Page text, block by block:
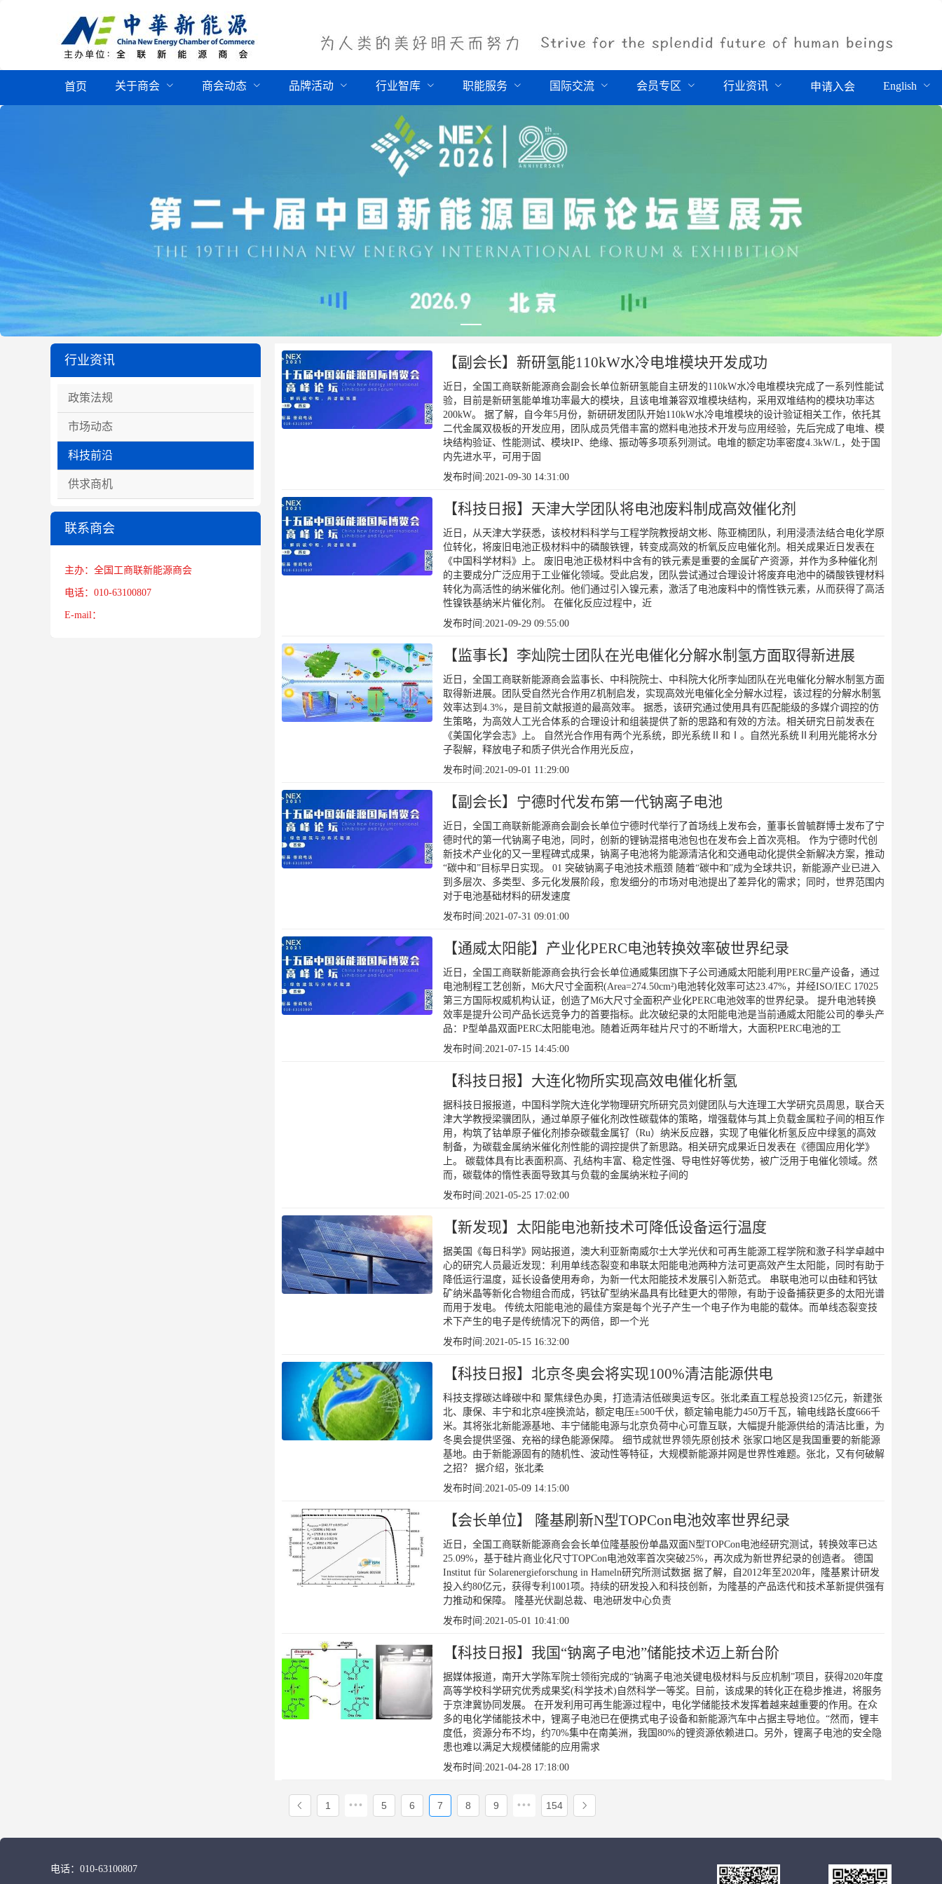
首页 关于商会 商会动态 品牌活动 行业智库 职能服务 国际交流 会员专区 行业资讯 申请入会 English
行业资讯
政策法规
市场动态
科技前沿
供求商机
联系商会
主办：全国工商联新能源商会
电话：010-63100807
E-mail：
【副会长】新研氢能110kW水冷电堆模块开发成功
近日，全国工商联新能源商会副会长单位新研氢能自主研发的110kW水冷电堆模块完成了一系列性能试
验，目前是新研氢能单堆功率最大的模块，且该电堆兼容双堆模块结构，采用双堆结构的模块功率达
200kW。 据了解，自今年5月份，新研研发团队开始110kW水冷电堆模块的设计验证相关工作，依托其
二代金属双极板的开发应用，团队成员凭借丰富的燃料电池技术开发与应用经验，先后完成了电堆、模
块结构验证、性能测试、模块IP、绝缘、振动等多项系列测试。电堆的额定功率密度4.3kW/L，处于国
内先进水平，可用于固
发布时间:2021-09-30 14:31:00
【科技日报】天津大学团队将电池废料制成高效催化剂
近日，从天津大学获悉，该校材料科学与工程学院教授胡文彬、陈亚楠团队，利用浸渍法结合电化学原
位转化，将废旧电池正极材料中的磷酸铁锂，转变成高效的析氧反应电催化剂。相关成果近日发表在
《中国科学材料》上。 废旧电池正极材料中含有的铁元素是重要的金属矿产资源，并作为多种催化剂
的主要成分广泛应用于工业催化领域。受此启发，团队尝试通过合理设计将废弃电池中的磷酸铁锂材料
转化为高活性的纳米催化剂。他们通过引入镍元素，激活了电池废料中的惰性铁元素，从而获得了高活
性镍铁基纳米片催化剂。 在催化反应过程中，近
发布时间:2021-09-29 09:55:00
【监事长】李灿院士团队在光电催化分解水制氢方面取得新进展
近日，全国工商联新能源商会监事长、中科院院士、中科院大化所李灿团队在光电催化分解水制氢方面
取得新进展。团队受自然光合作用Z机制启发，实现高效光电催化全分解水过程，该过程的分解水制氢
效率达到4.3%，是目前文献报道的最高效率。 据悉，该研究通过使用具有匹配能级的多媒介调控的仿
生策略，为高效人工光合体系的合理设计和组装提供了新的思路和有效的方法。相关研究日前发表在
《美国化学会志》上。 自然光合作用有两个光系统，即光系统Ⅱ和Ⅰ。自然光系统Ⅱ利用光能将水分
子裂解，释放电子和质子供光合作用光反应，
发布时间:2021-09-01 11:29:00
【副会长】宁德时代发布第一代钠离子电池
近日，全国工商联新能源商会副会长单位宁德时代举行了首场线上发布会，董事长曾毓群博士发布了宁
德时代的第一代钠离子电池，同时，创新的锂钠混搭电池包也在发布会上首次亮相。 作为宁德时代创
新技术产业化的又一里程碑式成果，钠离子电池将为能源清洁化和交通电动化提供全新解决方案，推动
“碳中和”目标早日实现。 01 突破钠离子电池技术瓶颈 随着“碳中和”成为全球共识，新能源产业已进入
到多层次、多类型、多元化发展阶段，愈发细分的市场对电池提出了差异化的需求；同时，世界范围内
对于电池基础材料的研发速度
发布时间:2021-07-31 09:01:00
【通威太阳能】产业化PERC电池转换效率破世界纪录
近日，全国工商联新能源商会执行会长单位通威集团旗下子公司通威太阳能利用PERC量产设备，通过
电池制程工艺创新，M6大尺寸全面积(Area=274.50cm²)电池转化效率可达23.47%，并经ISO/IEC 17025
第三方国际权威机构认证，创造了M6大尺寸全面积产业化PERC电池效率的世界纪录。 提升电池转换
效率是提升公司产品长远竞争力的首要指标。此次破纪录的太阳能电池是当前通威太阳能公司的拳头产
品：P型单晶双面PERC太阳能电池。随着近两年硅片尺寸的不断增大，大面积PERC电池的工
发布时间:2021-07-15 14:45:00
【科技日报】大连化物所实现高效电催化析氢
据科技日报报道，中国科学院大连化学物理研究所研究员刘健团队与大连理工大学研究员周思，联合天
津大学教授梁骥团队，通过单原子催化剂改性碳载体的策略，增强载体与其上负载金属粒子间的相互作
用，构筑了钴单原子催化剂掺杂碳载金属钌（Ru）纳米反应器，实现了电催化析氢反应中绿氢的高效
制备，为碳载金属纳米催化剂性能的调控提供了新思路。相关研究成果近日发表在《德国应用化学》
上。 碳载体具有比表面积高、孔结构丰富、稳定性强、导电性好等优势，被广泛用于电催化领域。然
而，碳载体的惰性表面导致其与负载的金属纳米粒子间的
发布时间:2021-05-25 17:02:00
【新发现】太阳能电池新技术可降低设备运行温度
据美国《每日科学》网站报道，澳大利亚新南威尔士大学光伏和可再生能源工程学院和激子科学卓越中
心的研究人员最近发现：利用单线态裂变和串联太阳能电池两种方法可更高效产生太阳能，同时有助于
降低运行温度，延长设备使用寿命，为新一代太阳能技术发展引入新范式。 串联电池可以由硅和钙钛
矿纳米晶等新化合物组合而成，钙钛矿型纳米晶具有比硅更大的带隙，有助于设备捕获更多的太阳光谱
而用于发电。 传统太阳能电池的最佳方案是每个光子产生一个电子作为电能的载体。而单线态裂变技
术下产生的电子是传统情况下的两倍，即一个光
发布时间:2021-05-15 16:32:00
【科技日报】北京冬奥会将实现100%清洁能源供电
科技支撑碳达峰碳中和 聚焦绿色办奥，打造清洁低碳奥运专区。张北柔直工程总投资125亿元，新建张
北、康保、丰宁和北京4座换流站，额定电压±500千伏，额定输电能力450万千瓦，输电线路长度666千
米。其将张北新能源基地、丰宁储能电源与北京负荷中心可靠互联，大幅提升能源供给的清洁比重，为
冬奥会提供坚强、充裕的绿色能源保障。 细节成就世界领先原创技术 张家口地区是我国重要的新能源
基地。由于新能源固有的随机性、波动性等特征，大规模新能源并网是世界性难题。张北，又有何破解
之招？ 据介绍，张北柔
发布时间:2021-05-09 14:15:00
【会长单位】 隆基刷新N型TOPCon电池效率世界纪录
近日，全国工商联新能源商会会长单位隆基股份单晶双面N型TOPCon电池经研究测试，转换效率已达
25.09%，基于硅片商业化尺寸TOPCon电池效率首次突破25%，再次成为新世界纪录的创造者。 德国
Institut für Solarenergieforschung in Hameln研究所测试数据 据了解，自2012年至2020年，隆基累计研发
投入约80亿元，获得专利1001项。持续的研发投入和科技创新，为隆基的产品迭代和技术革新提供强有
力推动和保障。 隆基光伏副总裁、电池研发中心负责
发布时间:2021-05-01 10:41:00
【科技日报】我国“钠离子电池”储能技术迈上新台阶
据媒体报道，南开大学陈军院士领衔完成的“钠离子电池关键电极材料与反应机制”项目，获得2020年度
高等学校科学研究优秀成果奖(科学技术)自然科学一等奖。目前，该成果的转化正在稳步推进，将服务
于京津冀协同发展。 在开发利用可再生能源过程中，电化学储能技术发挥着越来越重要的作用。在众
多的电化学储能技术中，锂离子电池已在便携式电子设备和新能源汽车中占据主导地位。“然而，锂丰
度低，资源分布不均，约70%集中在南美洲，我国80%的锂资源依赖进口。另外，锂离子电池的安全隐
患也难以满足大规模储能的应用需求
发布时间:2021-04-28 17:18:00
1 ••• 5 6 7 8 9 ••• 154
电话： 010-63100807